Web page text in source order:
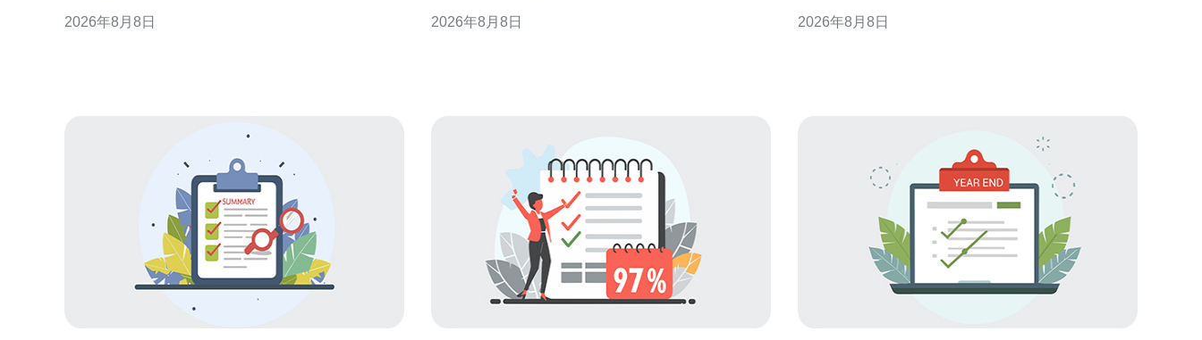
成：理解高防香港服务器租用的主要费用项 在评估高
2026年8月8日
换、监控回滚与SEO/GEO注意点，为运维与站长提供
2026年8月8日
建议，以保障域名解析可用性和访问体验。 判断是否
2026年8月8日